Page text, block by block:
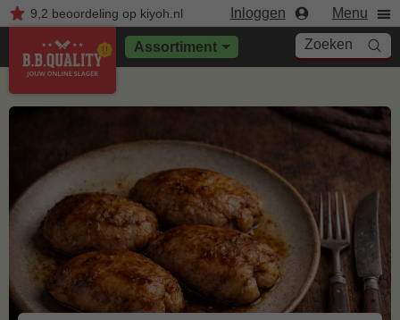
9,2 beoordelingop kiyoh.nl Inloggen Menu
Assortiment Zoeken